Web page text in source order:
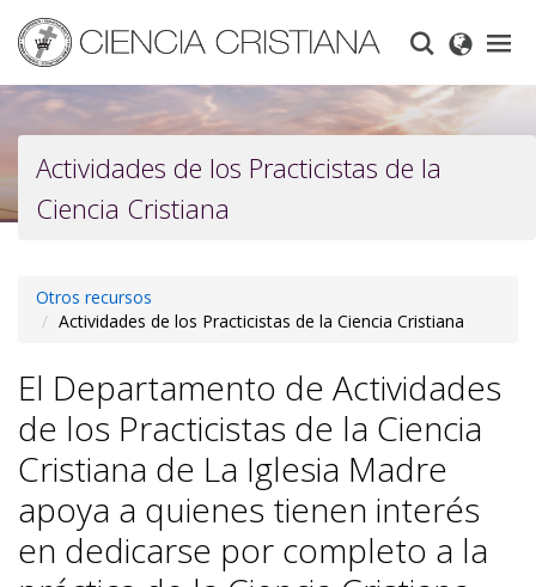
main
content
Actividades de los Practicistas de la
Ciencia Cristiana
Otros recursos
Actividades de los Practicistas de la Ciencia Cristiana
El Departamento de Actividades
de los Practicistas de la Ciencia
Cristiana de La Iglesia Madre
apoya a quienes tienen interés
en dedicarse por completo a la